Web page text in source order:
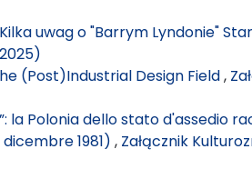
uwag o "Barrym Lyndonie"
(Post)Industrial Design Field,
la Polonia dello stato d'assedio
1981) , Załącznik